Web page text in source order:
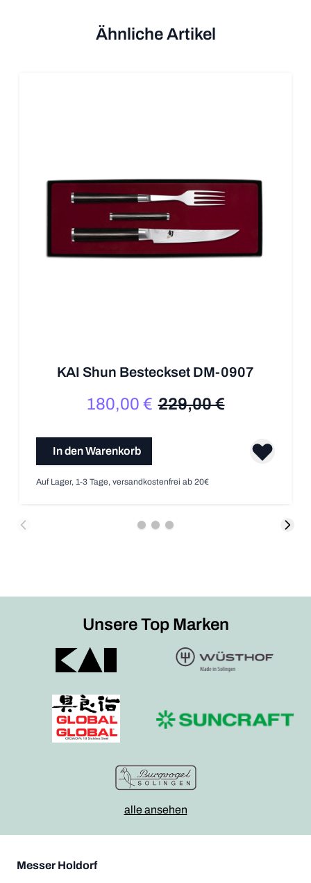
Ähnliche Artikel
KAI Shun Besteckset DM-0907
Sonderpreis
180,00 € Regulärer Preis
229,00 €
In den Warenkorb
Auf Lager, 1-3 Tage, versandkostenfrei ab 20€
Unsere Top Marken
alle ansehen
Messer Holdorf